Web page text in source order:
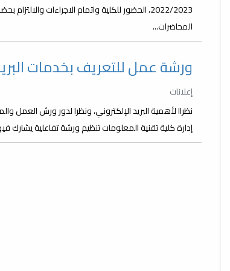
2022/2023، الحضور للكلية واتمام الاجراءات
المحاضرات...
ورشة عمل للتعريف بخدمات
إعلانات
نظراا ﻷهمية البريد الإلكتروني، ونظرا لدور ورش العمل
إدارة كلية تقنية المعلومات تنظيم ورشة تفاعلية